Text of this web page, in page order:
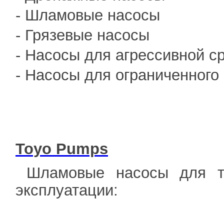
- Шламовые насосы
- Грязевые насосы
- Насосы для агрессивной
- Насосы для ограниченного
Toyo Pumps
Шламовые насосы для
эксплуатации: